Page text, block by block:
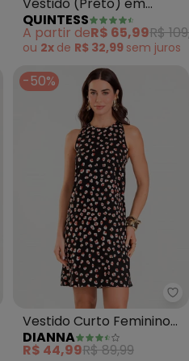
Malha de Viscose
QUINTESS
A partir deR$ 65,99R$
ou 2x de R$ 32,99 sem juros
- Vestido Curto
-50%
Vestido Curto Feminino
Estampado (Preto)
DIANNA
R$ 44,99R$ 89,99